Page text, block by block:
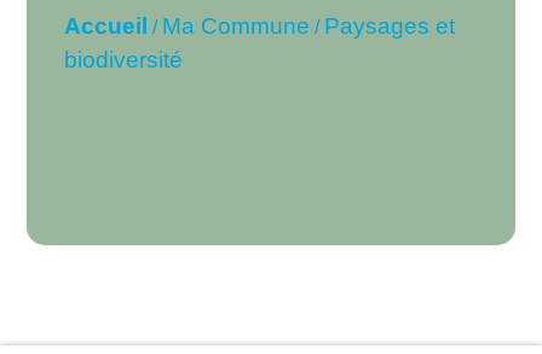
Accueil / Ma Commune / Paysages et
biodiversité